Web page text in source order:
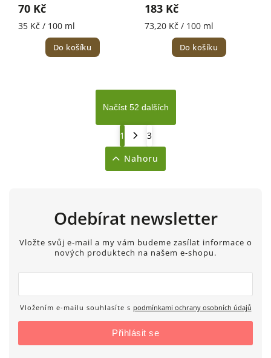
70 Kč
35 Kč / 100 ml
Do košíku
183 Kč
73,20 Kč / 100 ml
Do košíku
Načíst 52 dalších
1
3
Nahoru
Odebírat newsletter
Vložte svůj e-mail a my vám budeme zasílat informace o
nových produktech na našem e-shopu.
Vložením e-mailu souhlasíte s podmínkami ochrany osobních údajů
Přihlásit se